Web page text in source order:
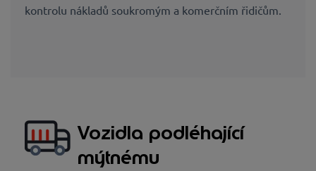
kontrolu nákladů soukromým a komerčním řidičům.
Vozidla podléhající
mýtnému